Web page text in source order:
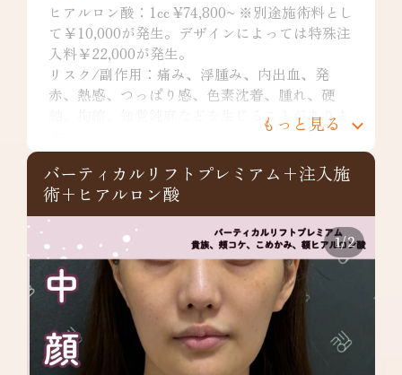
ヒアルロン酸：1cc ¥74,800~ ※別途施術料とし
て￥10,000が発生。デザインによっては特殊注
入料￥22,000が発生。
リスク/副作用：痛み、浮腫み、内出血、発
赤、熱感、つっぱり感、色素沈着、腫れ、硬
結、拘縮、知覚鈍麻などを生じることがありま
もっと見る
バーティカルリフトプレミアム+注入施
術+ヒアルロン酸
1/2